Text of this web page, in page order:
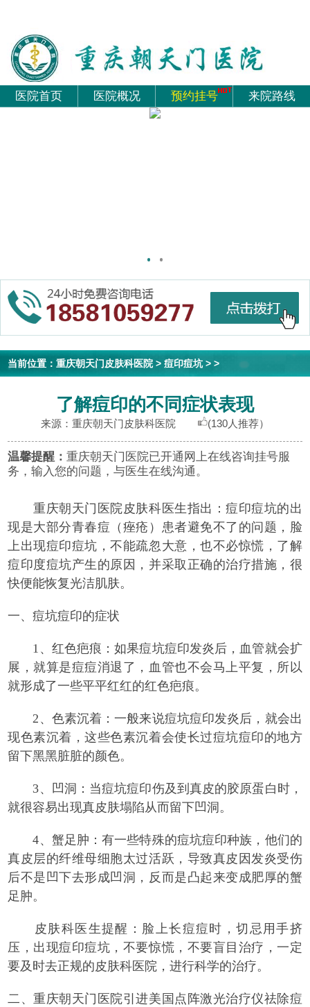
医院首页 医院概况 预约挂号 来院路线
当前位置：重庆朝天门皮肤科医院>痘印痘坑> >
了解痘印的不同症状表现
来源：重庆朝天门皮肤科医院 (130人推荐）
温馨提醒：重庆朝天门医院已开通网上在线咨询挂号服
务，输入您的问题，与医生在线沟通。
重庆朝天门医院皮肤科医生指出：痘印痘坑的出
现是大部分青春痘（痤疮）患者避免不了的问题，脸
上出现痘印痘坑，不能疏忽大意，也不必惊慌，了解
痘印度痘坑产生的原因，并采取正确的治疗措施，很
快便能恢复光洁肌肤。
一、痘坑痘印的症状
1、红色疤痕：如果痘坑痘印发炎后，血管就会扩
展，就算是痘痘消退了，血管也不会马上平复，所以
就形成了一些平平红红的红色疤痕。
2、色素沉着：一般来说痘坑痘印发炎后，就会出
现色素沉着，这些色素沉着会使长过痘坑痘印的地方
留下黑黑脏脏的颜色。
3、凹洞：当痘坑痘印伤及到真皮的胶原蛋白时，
就很容易出现真皮肤塌陷从而留下凹洞。
4、蟹足肿：有一些特殊的痘坑痘印种族，他们的
真皮层的纤维母细胞太过活跃，导致真皮因发炎受伤
后不是凹下去形成凹洞，反而是凸起来变成肥厚的蟹
足肿。
皮肤科医生提醒： 脸上长痘痘时，切忌用手挤
压，出现痘印痘坑，不要惊慌，不要盲目治疗，一定
要及时去正规的皮肤科医院，进行科学的治疗。
二、重庆朝天门医院引进美国点阵激光治疗仪祛除痘